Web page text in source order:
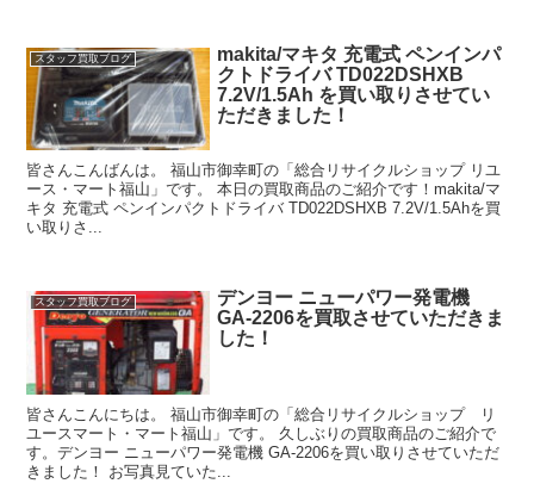
スタッフ買取ブログ
makita/マキタ 充電式 ペンインパ
クトドライバ TD022DSHXB
7.2V/1.5Ah を買い取りさせてい
ただきました！
皆さんこんばんは。 福山市御幸町の「総合リサイクルショップ リユ
ース・マート福山」です。 本日の買取商品のご紹介です！makita/マ
キタ 充電式 ペンインパクトドライバ TD022DSHXB 7.2V/1.5Ahを買
い取りさ...
スタッフ買取ブログ
デンヨー ニューパワー発電機
GA-2206を買取させていただきま
した！
皆さんこんにちは。 福山市御幸町の「総合リサイクルショップ リ
ユースマート・マート福山」です。 久しぶりの買取商品のご紹介で
す。デンヨー ニューパワー発電機 GA-2206を買い取りさせていただ
きました！ お写真見ていた...